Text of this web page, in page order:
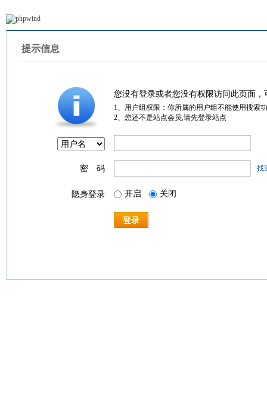
提示信息
您没有登录或者您没有权限访问此页面
1、用户组权限：你所属的用户组不能使用搜索
2、您还不是站点会员,请先登录站点
密 码 找
隐身登录 开启 关闭
登录